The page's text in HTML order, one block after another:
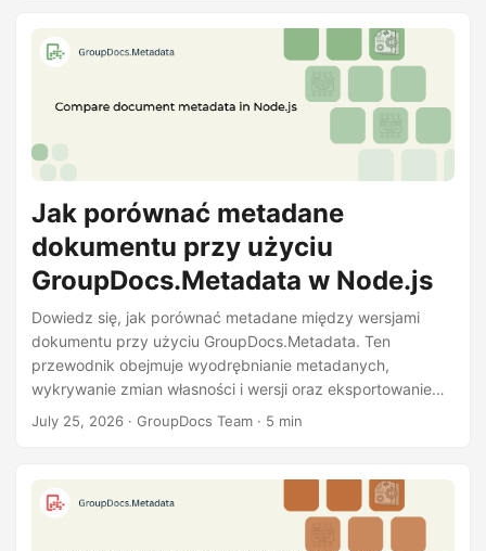
Jak porównać metadane
dokumentu przy użyciu
GroupDocs.Metadata w Node.js
Dowiedz się, jak porównać metadane między wersjami
dokumentu przy użyciu GroupDocs.Metadata. Ten
przewodnik obejmuje wyodrębnianie metadanych,
wykrywanie zmian własności i wersji oraz eksportowanie
różnic do CSV lub JSON przy użyciu działającego kodu
July 25, 2026 · GroupDocs Team · 5 min